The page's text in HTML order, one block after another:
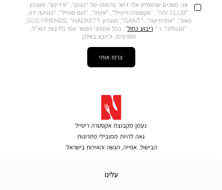
אני מסכים שתשלחו אלי דיוור פרסומי של "נעמן", "ורדינון", מועדון
"NV CLUB", ״אקסטרה ריטייל", "אקיפ", "הום סטייל", "בוניטה דה
מאס", "אפרודיטה", "GANT", מועדון GUS FRIENDS, "HACKETT,
"מגנוליה" ו-" ריבוע כחול", בכל אמצעי הקשר עמי (לרבות דוא״ל,
מסרונים, וכיוצא באלו).
צרפו אותי
נעמן מקבוצת אקסטרה ריטייל
גאה להיות ממובילי פתרונות
הבישול, אפייה, הגשה והאירוח בישראל.
עלינו